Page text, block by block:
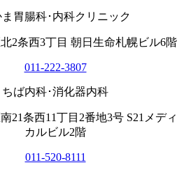
ま胃腸科･内科クリニック
2条西3丁目 朝日生命札幌ビル6階
011-222-3807
ちば内科･消化器内科
21条西11丁目2番地3号 S21メディ
カルビル2階
011-520-8111